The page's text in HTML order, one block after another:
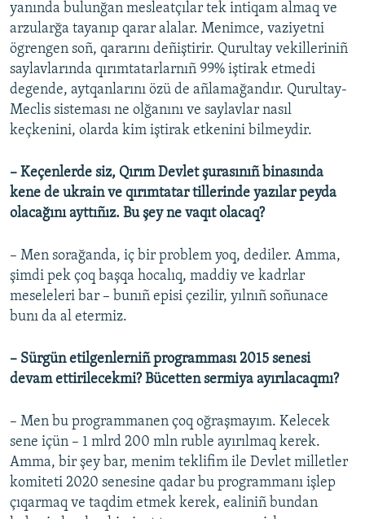
yanında bulunğan mesleatçılar tek intiqam almaq ve
arzularğa tayanıp qarar alalar. Menimce, vaziyetni
ögrengen soñ, qararını deñiştirir. Qurultay vekilleriniñ
saylavlarında qırımtatarlarnıñ 99% iştirak etmedi
degende, aytqanlarını özü de añlamağandır. Qurultay-
Meclis sisteması ne olğanını ve saylavlar nasıl
keçkenini, olarda kim iştirak etkenini bilmeydir.
– Keçenlerde siz, Qırım Devlet şurasınıñ binasında
kene de ukrain ve qırımtatar tillerinde yazılar peyda
olacağını ayttıñız. Bu şey ne vaqıt olacaq?
– Men sorağanda, iç bir problem yoq, dediler. Amma,
şimdi pek çoq başqa hocalıq, maddiy ve kadrlar
meseleleri bar – bunıñ episi çezilir, yılnıñ soñunace
bunı da al etermiz.
– Sürgün etilgenlerniñ programması 2015 senesi
devam ettirilecekmi? Bücetten sermiya ayırılacaqmı?
– Men bu programmanen çoq oğraşmayım. Kelecek
sene içün – 1 mlrd 200 mln ruble ayırılmaq kerek.
Amma, bir şey bar, menim teklifim ile Devlet milletler
komiteti 2020 senesine qadar bu programmanı işlep
çıqarmaq ve taqdim etmek kerek, ealiniñ bundan